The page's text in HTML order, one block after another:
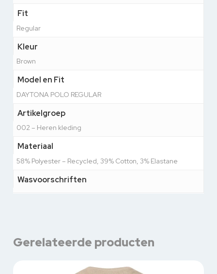
Fit
Regular
Kleur
Brown
Model en Fit
DAYTONA POLO REGULAR
Artikelgroep
002 – Heren kleding
Materiaal
58% Polyester – Recycled, 39% Cotton, 3% Elastane
Wasvoorschriften
Gerelateerde producten